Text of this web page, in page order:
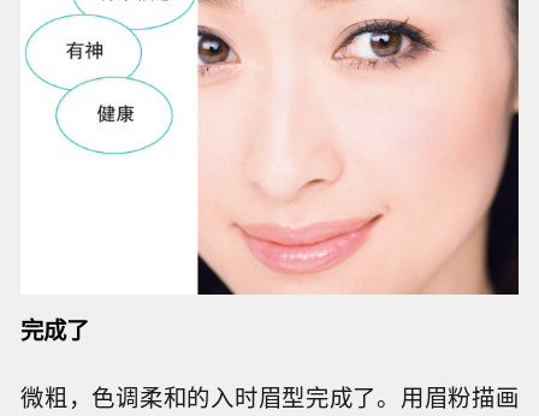
完成了
微粗，色调柔和的入时眉型完成了。用眉粉描画